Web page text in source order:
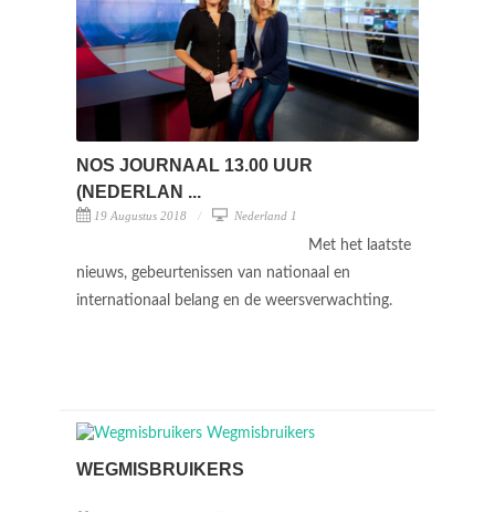
NOS JOURNAAL 13.00 UUR
(NEDERLAN ...
19 Augustus 2018 Nederland 1
Met het laatste
nieuws, gebeurtenissen van nationaal en
internationaal belang en de weersverwachting.
WEGMISBRUIKERS